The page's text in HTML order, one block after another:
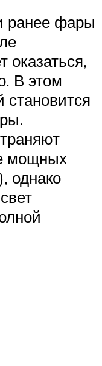
ранее фары
оказаться,
В этом
становится
мощных
однако